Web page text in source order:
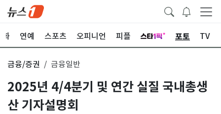
화 연예 스포츠 오피니언 피플 포토 TV
금융/증권 금융일반
2025년 4/4분기 및 연간 실질 국내총생
산 기자설명회